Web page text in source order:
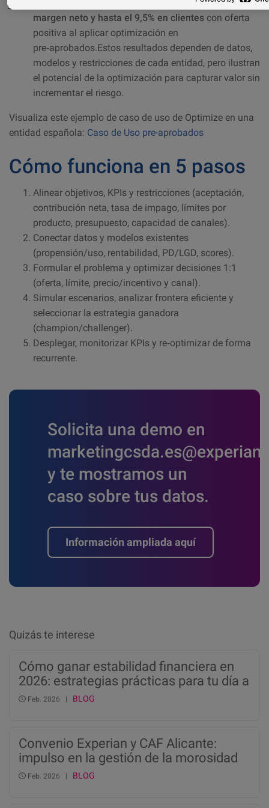
incrementos hasta el 20,8% en
margen neto y hasta el 9,5% en clientes con oferta
positiva al aplicar optimización en
pre‑aprobados.Estos resultados dependen de datos,
modelos y restricciones de cada entidad, pero ilustran
el potencial de la optimización para capturar valor sin
incrementar el riesgo.
Visualiza este ejemplo de caso de uso de Optimize en una
entidad española: Caso de Uso pre-aprobados
Cómo funciona en 5 pasos
Alinear objetivos, KPIs y restricciones (aceptación,
contribución neta, tasa de impago, límites por
producto, presupuesto, capacidad de canales).
Conectar datos y modelos existentes
(propensión/uso, rentabilidad, PD/LGD, scores).
Formular el problema y optimizar decisiones 1:1
(oferta, límite, precio/incentivo y canal).
Simular escenarios, analizar frontera eficiente y
seleccionar la estrategia ganadora
(champion/challenger).
Desplegar, monitorizar KPIs y re‑optimizar de forma
recurrente.
Solicita una demo en
y te mostramos un
caso sobre tus datos.
Información ampliada aquí
Quizás te interese
Cómo ganar estabilidad financiera en
2026: estrategias prácticas para tu día a
díaFeb. 2026 | BLOG
Convenio Experian y CAF Alicante:
impulso en la gestión de la morosidad
en fincas
Feb. 2026 | BLOG